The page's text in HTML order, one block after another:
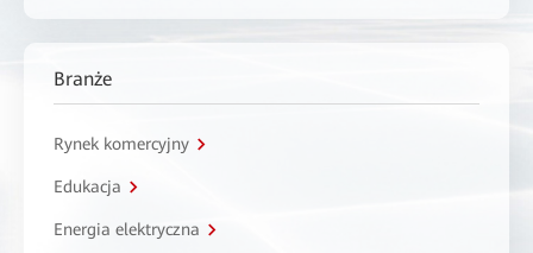
Branże
Rynek komercyjny
Edukacja
Energia elektryczna